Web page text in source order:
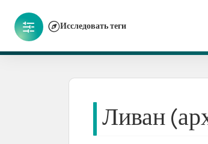
Исследовать теги
Ливан